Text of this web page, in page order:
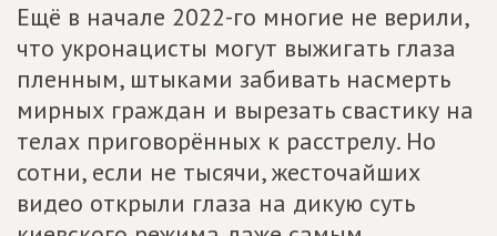
Ещё в начале 2022-го многие не верили,
что укронацисты могут выжигать глаза
пленным, штыками забивать насмерть
мирных граждан и вырезать свастику на
телах приговорённых к расстрелу. Но
сотни, если не тысячи, жесточайших
видео открыли глаза на дикую суть